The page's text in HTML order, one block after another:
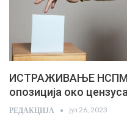
ИСТРАЖИВАЊЕ НСПМ:
опозиција око
РЕДАКЦИЈА јул 26, 2023